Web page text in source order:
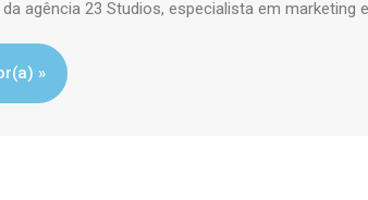
agência 23 Studios, especialista em marketing
»